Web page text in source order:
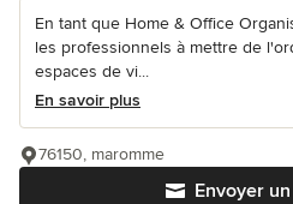
En tant que Home & Office
les professionnels à mettre de
espaces de vi...
En savoir plus
Envoyer
76150, maromme